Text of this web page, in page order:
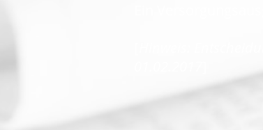
Ein
Hinweis: